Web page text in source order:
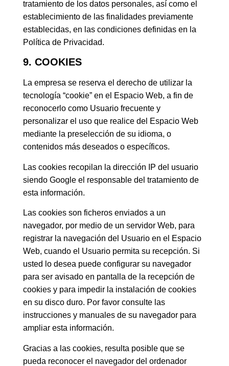
tratamiento de los datos personales, así como el
establecimiento de las finalidades previamente
establecidas, en las condiciones definidas en la
Política de Privacidad.
9. COOKIES
La empresa se reserva el derecho de utilizar la
tecnología “cookie” en el Espacio Web, a fin de
reconocerlo como Usuario frecuente y
personalizar el uso que realice del Espacio Web
mediante la preselección de su idioma, o
contenidos más deseados o específicos.
Las cookies recopilan la dirección IP del usuario
siendo Google el responsable del tratamiento de
esta información.
Las cookies son ficheros enviados a un
navegador, por medio de un servidor Web, para
registrar la navegación del Usuario en el Espacio
Web, cuando el Usuario permita su recepción. Si
usted lo desea puede configurar su navegador
para ser avisado en pantalla de la recepción de
cookies y para impedir la instalación de cookies
en su disco duro. Por favor consulte las
instrucciones y manuales de su navegador para
ampliar esta información.
Gracias a las cookies, resulta posible que se
pueda reconocer el navegador del ordenador